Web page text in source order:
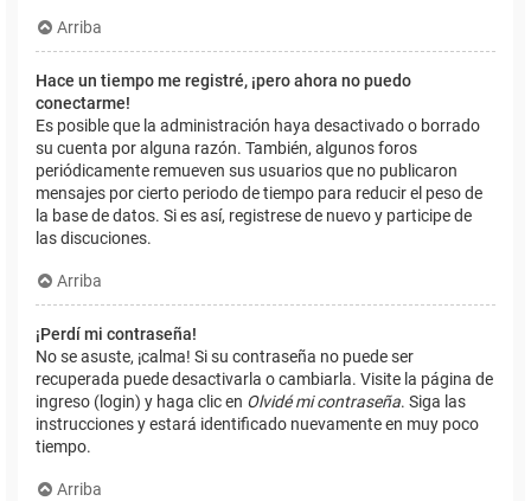
Arriba
Hace un tiempo me registré, ¡pero ahora no puedo
conectarme!
Es posible que la administración haya desactivado o borrado
su cuenta por alguna razón. También, algunos foros
periódicamente remueven sus usuarios que no publicaron
mensajes por cierto periodo de tiempo para reducir el peso de
la base de datos. Si es así, registrese de nuevo y participe de
las discuciones.
Arriba
¡Perdí mi contraseña!
No se asuste, ¡calma! Si su contraseña no puede ser
recuperada puede desactivarla o cambiarla. Visite la página de
ingreso (login) y haga clic en Olvidé mi contraseña. Siga las
instrucciones y estará identificado nuevamente en muy poco
tiempo.
Arriba